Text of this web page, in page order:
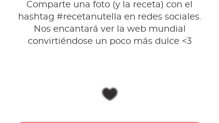
Comparte una foto (y la receta) con el
hashtag #recetanutella en redes sociales.
Nos encantará ver la web mundial
convirtiéndose un poco más dulce <3